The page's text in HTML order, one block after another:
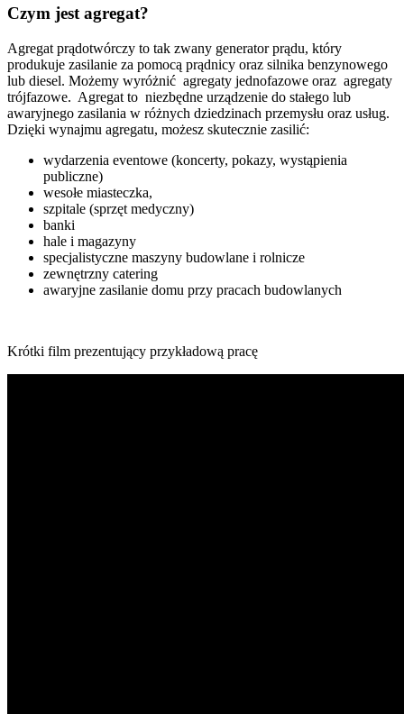
Czym jest agregat?
Agregat prądotwórczy to tak zwany generator prądu, który
produkuje zasilanie za pomocą prądnicy oraz silnika benzynowego
lub diesel. Możemy wyróżnić agregaty jednofazowe oraz agregaty
trójfazowe. Agregat to niezbędne urządzenie do stałego lub
awaryjnego zasilania w różnych dziedzinach przemysłu oraz usług.
Dzięki wynajmu agregatu, możesz skutecznie zasilić:
wydarzenia eventowe (koncerty, pokazy, wystąpienia
publiczne)
wesołe miasteczka,
szpitale (sprzęt medyczny)
banki
hale i magazyny
specjalistyczne maszyny budowlane i rolnicze
zewnętrzny catering
awaryjne zasilanie domu przy pracach budowlanych
Krótki film prezentujący przykładową pracę